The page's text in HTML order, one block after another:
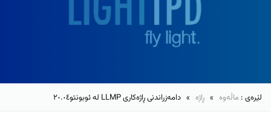
لێرەی : ماڵەوە » ڕاژە » دامەزراندنی ڕاژەکاری LLMP لە ئوبونتو٢٠.٠٤